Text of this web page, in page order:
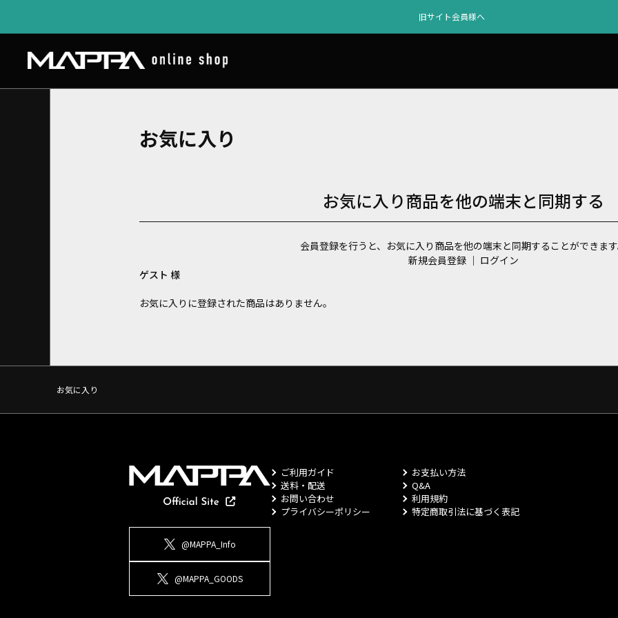
旧サイト会員様へ
お気に入り
お気に入り商品を他の端末と同期する
会員登録を行うと、お気に入り商品を他の端末と同期することができま
新規会員登録 ｜ ログイン
ゲスト 様
お気に入りに登録された商品はありません。
お気に入り
@MAPPA_Info
@MAPPA_GOODS
ご利用ガイド
お支払い方法
送料・配送
Q&A
お問い合わせ
利用規約
プライバシーポリシー
特定商取引法に基づく表記